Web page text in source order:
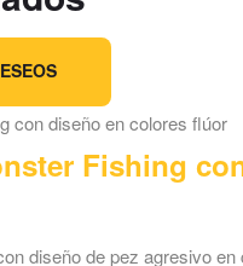
Fishing
diseño de pez agresivo